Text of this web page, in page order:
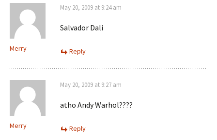
Merry
May 20, 2009 at 9:24 am
Salvador Dali
Reply
Merry
May 20, 2009 at 9:27 am
atho Andy Warhol????
Reply